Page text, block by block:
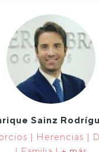
Sainz
| Herencias |